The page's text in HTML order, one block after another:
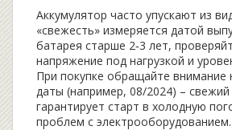
Аккумулятор часто упускают из
«свежесть» измеряется датой
батарея старше 2‑3 лет,
напряжение под нагрузкой и
При покупке обращайте внимание
даты (например, 08/2024) –
гарантирует старт в холодную
проблем с электрооборудованием.